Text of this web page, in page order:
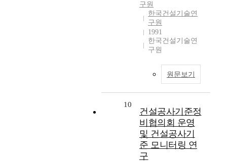
구원
한국건설기술연
구원
1991
한국건설기술연
구원
원문보기
10
건설공사기준정
비협의회 운영
및 건설공사기
준 모니터링 연
구